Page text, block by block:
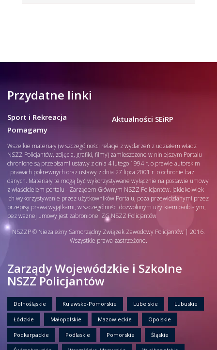
Przydatne linki
Sport i Rekreacja
Pomagamy
Aktualności SEiRP
Wszelkie materiały (w szczególności relacje z wydarzeń z udziałem władz
NSZZ Policjantów, zdjęcia, grafiki, filmy) zamieszczone w niniejszym Portalu
chronione są przepisami ustawy z dnia 4 lutego 1994 r. o prawie autorskim
i prawach pokrewnych oraz ustawy z dnia 27 lipca 2001 r. o ochronie baz
danych. Materiały te mogą być wykorzystywane wyłącznie na postawie umowy
z właścicielem portalu - Zarządem Głównym NSZZ Policjantów. Jakiekolwiek
ich wykorzystywanie przez użytkowników Portalu, poza przewidzianymi przez
przepisy prawa wyjątkami, w szczególności dozwolonym użytkiem osobistym,
bez ważnej umowy jest zabronione. ZG NSZZ Policjantów
NSZZP © Niezależny Samorządny Związek Zawodowy Policjantów | 2016.
Wszystkie prawa zastrzeżone.
Zarządy Wojewódzkie i Szkolne
NSZZ Policjantów
Dolnośląskie Kujawsko-Pomorskie Lubelskie Lubuskie
Łódzkie Małopolskie Mazowieckie Opolskie
Podkarpackie Podlaskie Pomorskie Śląskie